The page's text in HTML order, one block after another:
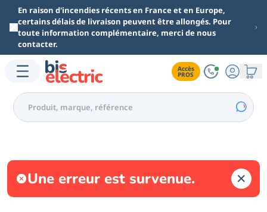
Aller au contenu principal
En raison d'incendies récents en France et en Europe,
certains délais de livraison peuvent être allongés. Pour
toute information complémentaire, merci de nous
contacter.
Accès
PROS
Une erreur est survenue.